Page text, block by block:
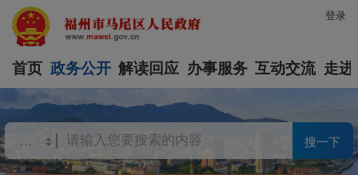
登录
首页 政务公开 解读回应 办事服务 互动交流 走进
搜一下